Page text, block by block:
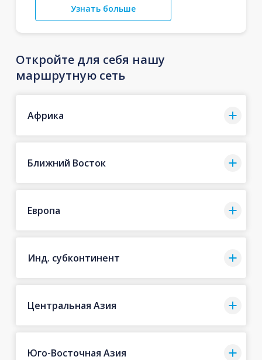
Узнать больше
Откройте для себя нашу
маршрутную сеть
Африка
Ближний Восток
Европа
Инд. субконтинент
Центральная Азия
Юго-Восточная Азия